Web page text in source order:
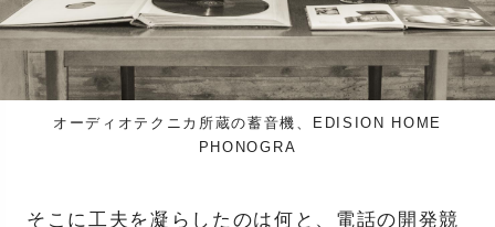
オーディオテクニカ所蔵の蓄音機、EDISION HOME
PHONOGRA
そこに工夫を凝らしたのは何と、電話の開発競